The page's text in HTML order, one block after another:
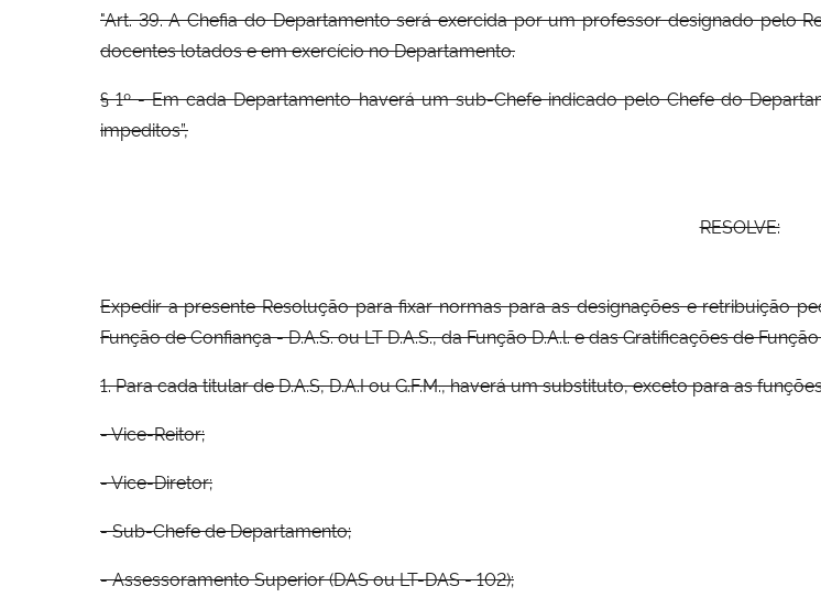
"Art. 39. A Chefia do Departamento será exercida por um professor designado pelo
docentes lotados e em exercício no Departamento.
§ 1º - Em cada Departamento haverá um sub-Chefe indicado pelo Chefe do
impeditos”,
RESOLVE:
Expedir a presente Resolução para fixar normas para as designações e retribuição
Função de Confiança - D.A.S. ou LT D.A.S., da Função D.A.l. e das Gratificações de
1. Para cada titular de D.A.S, D.A.I ou G.F.M., haverá um substituto, exceto para as
- Vice-Reitor;
- Vice-Diretor;
- Sub-Chefe de Departamento;
- Assessoramento Superior (DAS ou LT-DAS - 102);